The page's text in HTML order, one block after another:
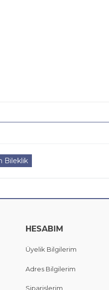
Bileklik
HESABIM
Üyelik Bilgilerim
Adres Bilgilerim
Siparişlerim